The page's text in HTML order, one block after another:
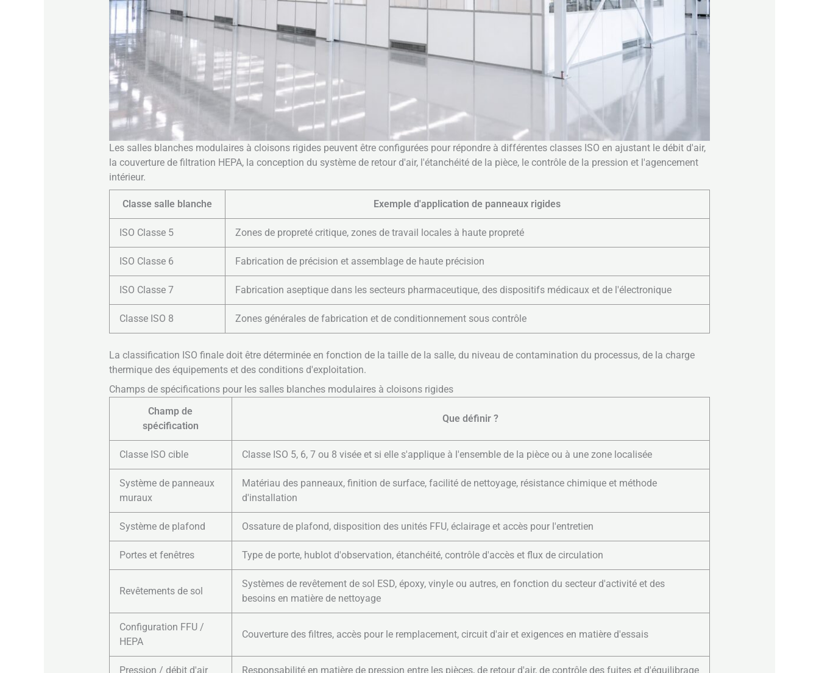
Les salles blanches modulaires à cloisons rigides peuvent être configurées pour répondre à différentes classes ISO en ajustant le débit d'air,
la couverture de filtration HEPA, la conception du système de retour d'air, l'étanchéité de la pièce, le contrôle de la pression et l'agencement
intérieur.
Classe salle blanche Exemple d'application de panneaux rigides
ISO Classe 5 Zones de propreté critique, zones de travail locales à haute propreté
ISO Classe 6 Fabrication de précision et assemblage de haute précision
ISO Classe 7 Fabrication aseptique dans les secteurs pharmaceutique, des dispositifs médicaux et de l'électronique
Classe ISO 8 Zones générales de fabrication et de conditionnement sous contrôle
La classification ISO finale doit être déterminée en fonction de la taille de la salle, du niveau de contamination du processus, de la charge
thermique des équipements et des conditions d'exploitation.
Champs de spécifications pour les salles blanches modulaires à cloisons rigides
Champ de
spécification
Que définir ?
Classe ISO cible Classe ISO 5, 6, 7 ou 8 visée et si elle s'applique à l'ensemble de la pièce ou à une zone localisée
Système de panneaux
muraux
Matériau des panneaux, finition de surface, facilité de nettoyage, résistance chimique et méthode
d'installation
Système de plafond Ossature de plafond, disposition des unités FFU, éclairage et accès pour l'entretien
Portes et fenêtres Type de porte, hublot d'observation, étanchéité, contrôle d'accès et flux de circulation
Revêtements de sol
Systèmes de revêtement de sol ESD, époxy, vinyle ou autres, en fonction du secteur d'activité et des
besoins en matière de nettoyage
Configuration FFU /
HEPA
Couverture des filtres, accès pour le remplacement, circuit d'air et exigences en matière d'essais
Pression / débit d'air Responsabilité en matière de pression entre les pièces, de retour d'air, de contrôle des fuites et d'équilibrage